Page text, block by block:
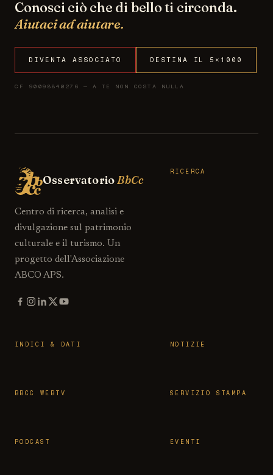
Conosci ciò che di bello ti circonda.
Aiutaci ad aiutare.
DIVENTA ASSOCIATO DESTINA IL 5×1000
CF 90098840276 — A TE NON COSTA NULLA
OsservatorioBbCc
Centro di ricerca, analisi e
divulgazione sul patrimonio
culturale e il turismo. Un
progetto dell'Associazione
ABCO APS.
RICERCA
INDICI & DATI NOTIZIE
BBCC WEBTV SERVIZIO STAMPA
PODCAST EVENTI